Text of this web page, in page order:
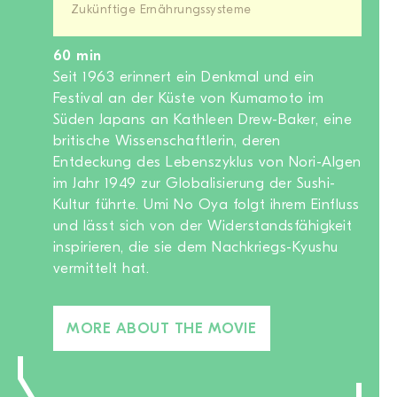
Zukünftige Ernährungssysteme
60 min
Seit 1963 erinnert ein Denkmal und ein
Festival an der Küste von Kumamoto im
Süden Japans an Kathleen Drew-Baker, eine
britische Wissenschaftlerin, deren
Entdeckung des Lebenszyklus von Nori-Algen
im Jahr 1949 zur Globalisierung der Sushi-
Kultur führte. Umi No Oya folgt ihrem Einfluss
und lässt sich von der Widerstandsfähigkeit
inspirieren, die sie dem Nachkriegs-Kyushu
vermittelt hat.
MORE ABOUT THE MOVIE